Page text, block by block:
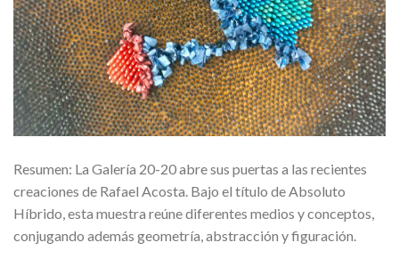
Resumen: La Galería 20-20 abre sus puertas a las recientes
creaciones de Rafael Acosta. Bajo el título de Absoluto
Híbrido, esta muestra reúne diferentes medios y conceptos,
conjugando además geometría, abstracción y figuración.